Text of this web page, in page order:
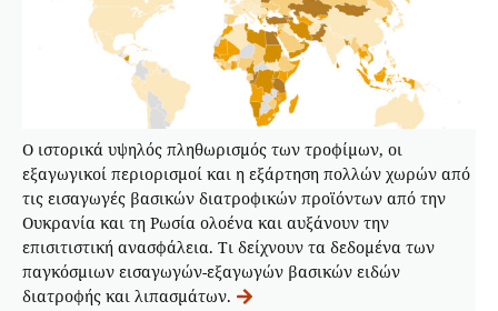
Ο ιστορικά υψηλός πληθωρισμός των τροφίμων, οι
εξαγωγικοί περιορισμοί και η εξάρτηση πολλών χωρών από
τις εισαγωγές βασικών διατροφικών προϊόντων από την
Ουκρανία και τη Ρωσία ολοένα και αυξάνουν την
επισιτιστική ανασφάλεια. Τι δείχνουν τα δεδομένα των
παγκόσμιων εισαγωγών-εξαγωγών βασικών ειδών
διατροφής και λιπασμάτων.